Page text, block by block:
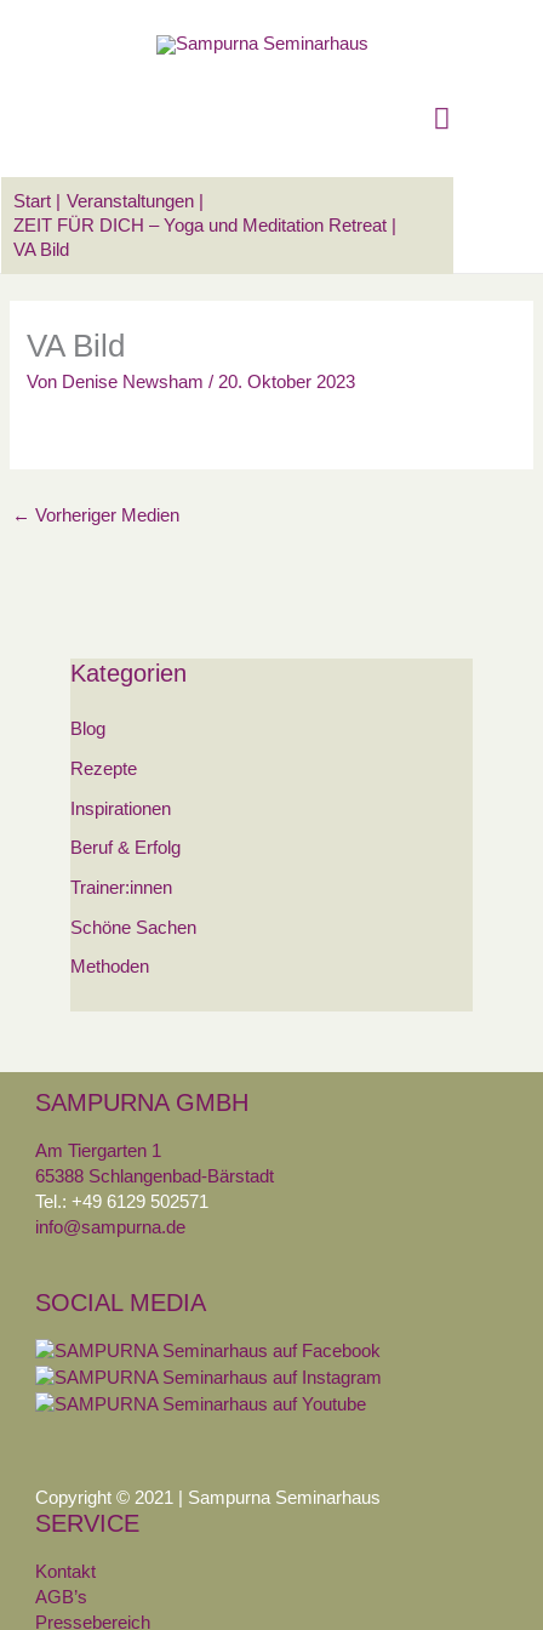
Start
Veranstaltungen
ZEIT FÜR DICH – Yoga und Meditation Retreat
VA Bild
VA Bild
Von Denise Newsham/ 20. Oktober 2023
← Vorheriger Medien
Kategorien
Blog
Rezepte
Inspirationen
Beruf & Erfolg
Trainer:innen
Schöne Sachen
Methoden
SAMPURNA GMBH
Am Tiergarten 1
65388 Schlangenbad-Bärstadt
Tel.: +49 6129 502571
info@sampurna.de
SOCIAL MEDIA
Copyright © 2021 | Sampurna Seminarhaus
SERVICE
Kontakt
AGB’s
Pressebereich